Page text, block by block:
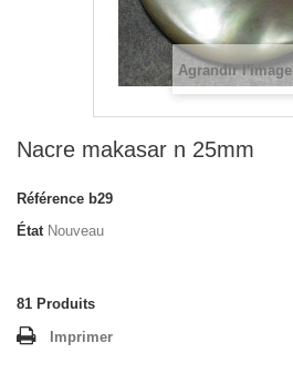
Agrandir l'image
Nacre makasar n 25mm
Référence b29
État Nouveau
81 Produits
Imprimer